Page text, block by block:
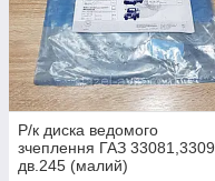
Р/к диска ведомого
зчеплення ГАЗ 33081,3309
дв.245 (малий)